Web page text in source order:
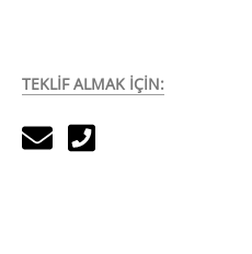
TEKLİF ALMAK İÇİN: